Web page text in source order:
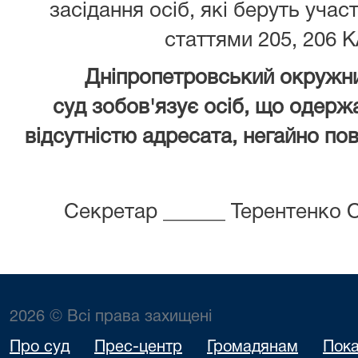
засідання осіб, які беруть
статтями 205, 206
Дніпропетровський
суд зобов'язує осіб, що
відсутністю адресата, негайно
Секретар ______ Терентенко
2026 © Всі права захищені
Про суд Прес-центр Громадянам